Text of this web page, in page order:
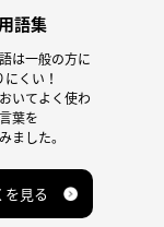
語集
は一般の方に
くい！
いてよく使わ
葉を
ました。
を見る